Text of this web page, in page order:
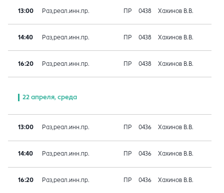
13:00 Раз,реал.инн.пр. ПР 0438 Хахинов В.В.
14:40 Раз,реал.инн.пр. ПР 0438 Хахинов В.В.
16:20 Раз,реал.инн.пр. ПР 0438 Хахинов В.В.
22 апреля, среда
13:00 Раз,реал.инн.пр. ПР 0436 Хахинов В.В.
14:40 Раз,реал.инн.пр. ПР 0436 Хахинов В.В.
16:20 Раз,реал.инн.пр. ПР 0436 Хахинов В.В.